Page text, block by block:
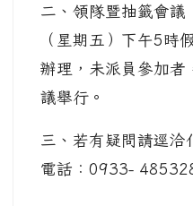
二、領隊暨抽籤會議
（星期五）下午5時
辦理，未派員參加者
議舉行。
三、若有疑問請逕洽
電話：0933-